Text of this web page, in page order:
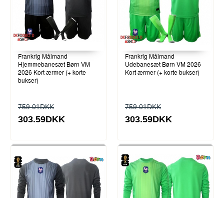
Frankrig Målmand
Hjemmebanesæt Børn VM
2026 Kort ærmer (+ korte
bukser)
759.01DKK
303.59DKK
Frankrig Målmand
Udebanesæt Børn VM 2026
Kort ærmer (+ korte bukser)
759.01DKK
303.59DKK